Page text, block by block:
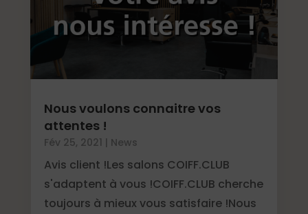
Nous voulons connaitre vos
attentes !
Fév 25, 2021 | News
Avis client !Les salons COIFF.CLUB
s'adaptent à vous !COIFF.CLUB cherche
toujours à mieux vous satisfaire !Nous